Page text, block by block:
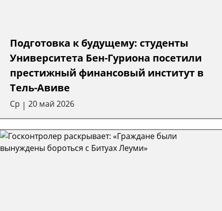
Подготовка к будущему: студенты
Университета Бен-Гуриона посетили
престижный финансовый институт в
Тель-Авиве
Ср | 20 май 2026